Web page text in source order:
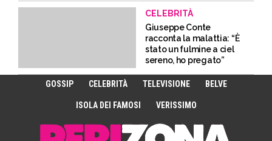
CELEBRITÀ
Giuseppe Conte
racconta la malattia: “È
stato un fulmine a ciel
sereno, ho pregato”
GOSSIP CELEBRITÀ TELEVISIONE BELVE
ISOLA DEI FAMOSI VERISSIMO